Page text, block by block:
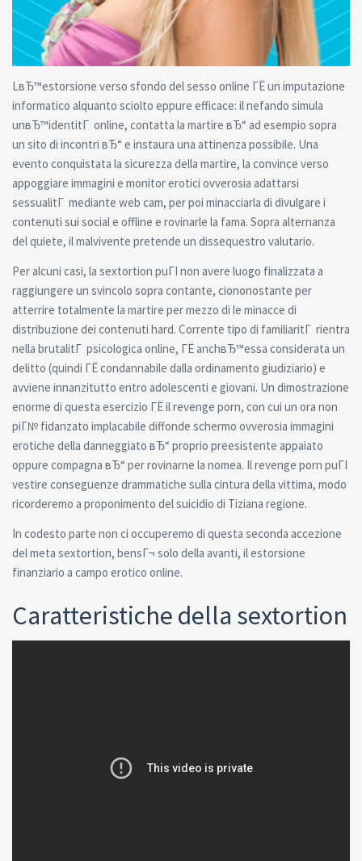
LвЂ™estorsione verso sfondo del sesso online ГЁ un imputazione
informatico alquanto sciolto eppure efficace: il nefando simula
unвЂ™identitГ online, contatta la martire вЂ“ ad esempio sopra
un sito di incontri вЂ“ e instaura una attinenza possibile. Una
evento conquistata la sicurezza della martire, la convince verso
appoggiare immagini e monitor erotici ovverosia adattarsi
sessualitГ mediante web cam, per poi minacciarla di divulgare i
contenuti sui social e offline e rovinarle la fama. Sopra alternanza
del quiete, il malvivente pretende un dissequestro valutario.
Per alcuni casi, la sextortion puГІ non avere luogo finalizzata a
raggiungere un svincolo sopra contante, ciononostante per
atterrire totalmente la martire per mezzo di le minacce di
distribuzione dei contenuti hard. Corrente tipo di familiaritГ rientra
nella brutalitГ psicologica online, ГЁ anchвЂ™essa considerata un
delitto (quindi ГЁ condannabile dalla ordinamento giudiziario) e
avviene innanzitutto entro adolescenti e giovani. Un dimostrazione
enorme di questa esercizio ГЁ il revenge porn, con cui un ora non
piГ№ fidanzato implacabile diffonde schermo ovverosia immagini
erotiche della danneggiato вЂ“ proprio preesistente appaiato
oppure compagna вЂ“ per rovinarne la nomea. Il revenge porn puГІ
vestire conseguenze drammatiche sulla cintura della vittima, modo
ricorderemo a proponimento del suicidio di Tiziana regione.
In codesto parte non ci occuperemo di questa seconda accezione
del meta sextortion, bensГ¬ solo della avanti, il estorsione
finanziario a campo erotico online.
Caratteristiche della sextortion